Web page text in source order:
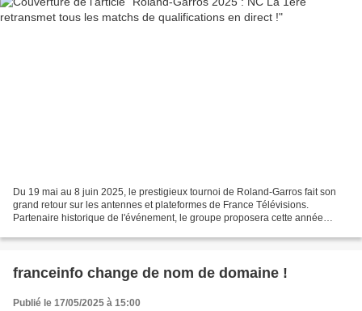
Du 19 mai au 8 juin 2025, le prestigieux tournoi de Roland-Garros fait son
grand retour sur les antennes et plateformes de France Télévisions.
Partenaire historique de l'événement, le groupe proposera cette année
franceinfo change de nom de domaine !
Publié le 17/05/2025 à 15:00